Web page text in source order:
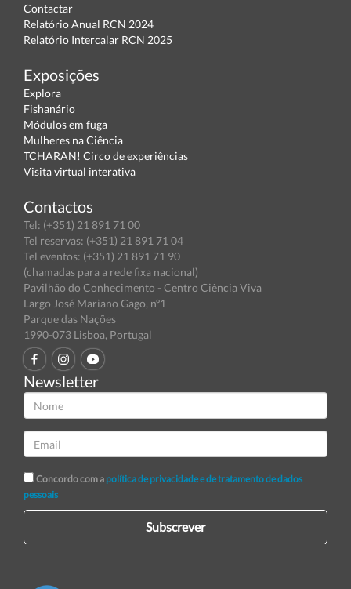
Contactar
Relatório Anual RCN 2024
Relatório Intercalar RCN 2025
Exposições
Explora
Fishanário
Módulos em fuga
Mulheres na Ciência
TCHARAN! Circo de experiências
Visita virtual interativa
Contactos
Tel: (+351) 21 891 71 00
Tel reservas: (+351) 21 891 71 04
Tel eventos: (+351) 21 891 71 90
(chamadas para a rede fixa nacional)
Pavilhão do Conhecimento - Centro Ciência Viva
Largo José Mariano Gago, nº1
Parque das Nações
1990-073 Lisboa, Portugal
Newsletter
Concordo com a política de privacidade e de tratamento de dados
pessoais
Subscrever